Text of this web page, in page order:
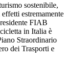
sostenibile,
estremamente
FIAB
in Italia è
Straordinario
dei Trasporti e